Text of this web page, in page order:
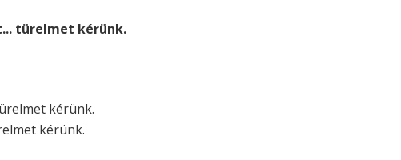
türelmet kérünk.
kérünk.
kérünk.